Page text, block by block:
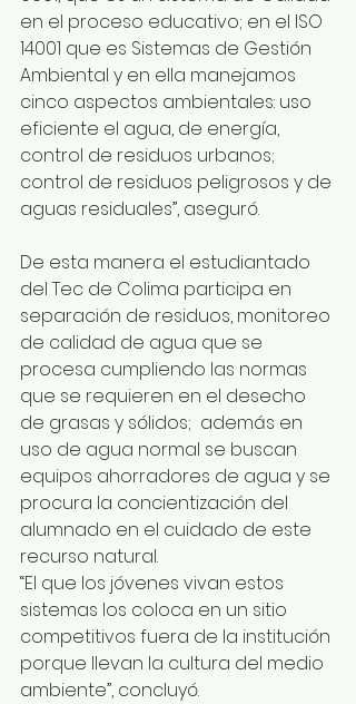
en el proceso educativo; en el ISO
14001 que es Sistemas de Gestión
Ambiental y en ella manejamos
cinco aspectos ambientales: uso
eficiente el agua, de energía,
control de residuos urbanos;
control de residuos peligrosos y de
aguas residuales”, aseguró.
De esta manera el estudiantado
del Tec de Colima participa en
separación de residuos, monitoreo
de calidad de agua que se
procesa cumpliendo las normas
que se requieren en el desecho
de grasas y sólidos;  además en
uso de agua normal se buscan
equipos ahorradores de agua y se
procura la concientización del
alumnado en el cuidado de este
recurso natural.
“El que los jóvenes vivan estos
sistemas los coloca en un sitio
competitivos fuera de la institución
porque llevan la cultura del medio
ambiente”, concluyó.